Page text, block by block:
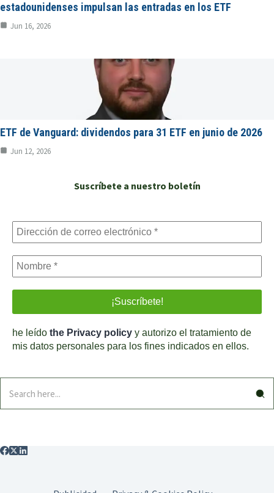
estadounidenses impulsan las entradas en los ETF
Jun 16, 2026
ETF de Vanguard: dividendos para 31 ETF en junio de 2026
Jun 12, 2026
Suscríbete a nuestro boletín
he leído the Privacy policy y autorizo el tratamiento de
mis datos personales para los fines indicados en ellos.